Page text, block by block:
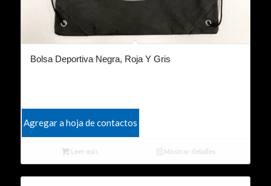
Bolsa Deportiva Negra, Roja Y Gris
Agregar a hoja de contactos
Leer más Mostrar detalles